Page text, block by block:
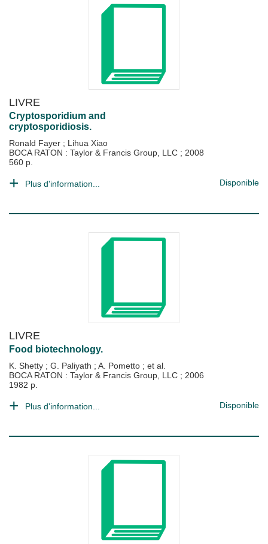
LIVRE
Cryptosporidium and
cryptosporidiosis.
Ronald Fayer ; Lihua Xiao
BOCA RATON : Taylor & Francis Group, LLC ; 2008
560 p.
Plus d'information... Disponible
LIVRE
Food biotechnology.
K. Shetty ; G. Paliyath ; A. Pometto ; et al.
BOCA RATON : Taylor & Francis Group, LLC ; 2006
1982 p.
Plus d'information... Disponible